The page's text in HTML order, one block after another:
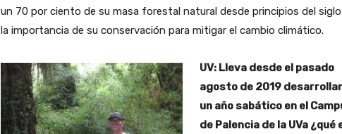
un 70 por ciento de su masa forestal natural desde principios del
la importancia de su conservación para mitigar el cambio climático.
UV: Lleva desde el pasado
agosto de 2019
un año sabático en el
de Palencia de la UVa ¿qué